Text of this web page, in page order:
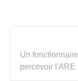
Un
percevoir l'ARE